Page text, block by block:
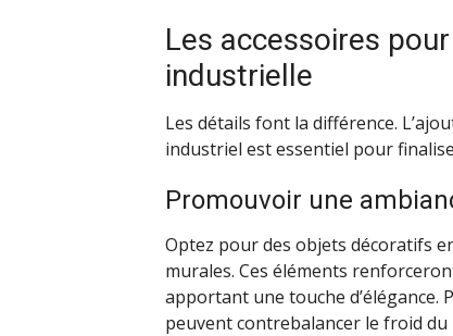
Les accessoires
industrielle
Les détails font la différence.
industriel est essentiel pour
Promouvoir une
Optez pour des objets décoratifs
murales. Ces éléments
apportant une touche d’élégance.
peuvent contrebalancer le froid